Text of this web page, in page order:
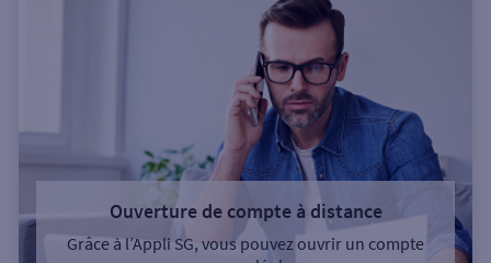
Ouverture de compte à distance
Grâce à l’Appli SG, vous pouvez ouvrir un compte